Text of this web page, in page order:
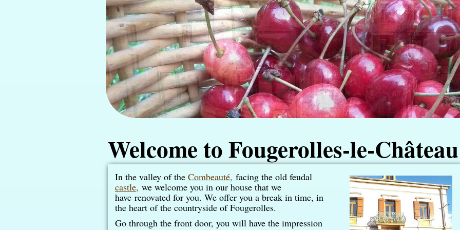
Welcome to Fougerolles-le-Château
In the valley of the Combeauté, facing the old feudal
castle, we welcome you in our house that we
have renovated for you. We offer you a break in time, in
the heart of the countryside of Fougerolles.
Go through the front door, you will have the impression